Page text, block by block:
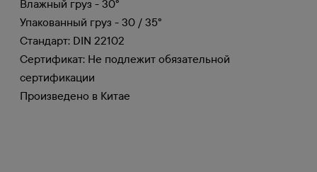
Влажный груз - 30°
Упакованный груз - 30 / 35°
Стандарт: DIN 22102
Сертификат: Не подлежит обязательной
сертификации
Произведено в Китае